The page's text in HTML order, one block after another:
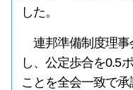
した。
連邦準備制度理事
し、公定歩合を0.5
ことを全会一致で